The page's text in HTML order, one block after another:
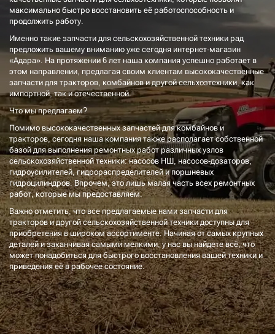
максимально быстро восстановить её работоспособность и
продолжить работу.
Именно такие запчасти для сельскохозяйственной техники рад
предложить вашему вниманию уже сегодня интернет-магазин
«Адара». На протяжении 6 лет наша компания успешно работает в
этом направлении, предлагая своим клиентам высококачественные
запчасти для тракторов, комбайнов и другой сельхозтехники, как
импортной, так и отечественной.
Что мы предлагаем?
Помимо высококачественных запчастей для комбайнов и
тракторов, сегодня наша компания также располагает собственной
базой для выполнения ремонтных работ различных узлов
сельскохозяйственной техники: насосов НШ, насосов-дозаторов,
гидроусилителей, гидрораспределителей и поршневых
гидроцилиндров. Впрочем, это лишь малая часть всех ремонтных
работ, которые мы предоставляем.
Важно отметить, что все предлагаемые нами запчасти для
тракторов и другой сельскохозяйственной техники доступны для
приобретения в широком ассортименте. Начиная от самых крупных
деталей и заканчивая самыми мелкими, у нас вы найдете всё, что
может понадобиться для быстрого восстановления вашей техники и
приведения её в рабочее состояние.